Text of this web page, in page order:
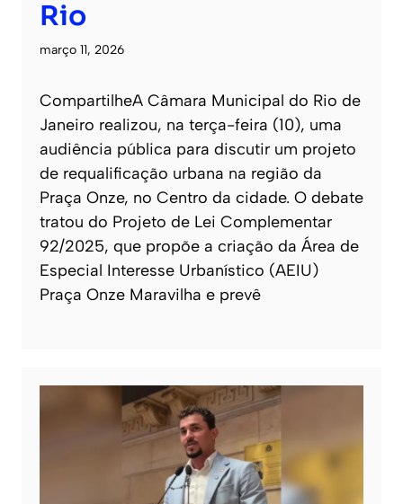
Rio
março 11, 2026
CompartilheA Câmara Municipal do Rio de
Janeiro realizou, na terça-feira (10), uma
audiência pública para discutir um projeto
de requalificação urbana na região da
Praça Onze, no Centro da cidade. O debate
tratou do Projeto de Lei Complementar
92/2025, que propõe a criação da Área de
Especial Interesse Urbanístico (AEIU)
Praça Onze Maravilha e prevê